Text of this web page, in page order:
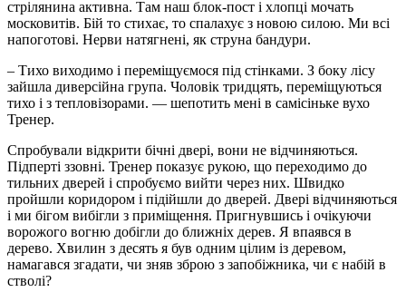
стрілянина активна. Там наш блок-пост і хлопці мочать
московитів. Бій то стихає, то спалахує з новою силою. Ми всі
напоготові. Нерви натягнені, як струна бандури.
– Тихо виходимо і переміщуємося під стінками. З боку лісу
зайшла диверсійна група. Чоловік тридцять, переміщуються
тихо і з тепловізорами. — шепотить мені в самісіньке вухо
Тренер.
Спробували відкрити бічні двері, вони не відчиняються.
Підперті ззовні. Тренер показує рукою, що переходимо до
тильних дверей і спробуємо вийти через них. Швидко
пройшли коридором і підійшли до дверей. Двері відчиняються
і ми бігом вибігли з приміщення. Пригнувшись і очікуючи
ворожого вогню добігли до ближніх дерев. Я впаявся в
дерево. Хвилин з десять я був одним цілим із деревом,
намагався згадати, чи зняв зброю з запобіжника, чи є набій в
стволі?